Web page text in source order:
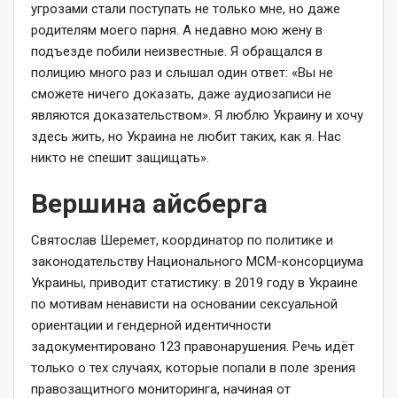
угрозами стали поступать не только мне, но даже
родителям моего парня. А недавно мою жену в
подъезде побили неизвестные. Я обращался в
полицию много раз и слышал один ответ: «Вы не
сможете ничего доказать, даже аудиозаписи не
являются доказательством». Я люблю Украину и хочу
здесь жить, но Украина не любит таких, как я. Нас
никто не спешит защищать».
Вершина айсберга
Святослав Шеремет, координатор по политике и
законодательству Национального МСМ-консорциума
Украины, приводит статистику: в 2019 году в Украине
по мотивам ненависти на основании сексуальной
ориентации и гендерной идентичности
задокументировано 123 правонарушения. Речь идёт
только о тех случаях, которые попали в поле зрения
правозащитного мониторинга, начиная от